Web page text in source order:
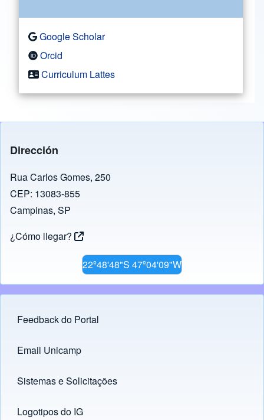
Google Scholar
Orcid
Curriculum Lattes
Dirección
Rua Carlos Gomes, 250
CEP: 13083-855
Campinas, SP
¿Cómo llegar?
22º48'48"S 47º04'09"W
Footer menu
Feedback do Portal
Links
Email Unicamp
(opens in new tab)
Sistemas e Solicitações
(opens in new tab)
Logotipos do IG
(opens in new tab)